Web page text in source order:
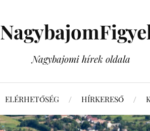
Nagybajomi hírek oldala
ELÉRHETŐSÉG HÍRKERESŐ